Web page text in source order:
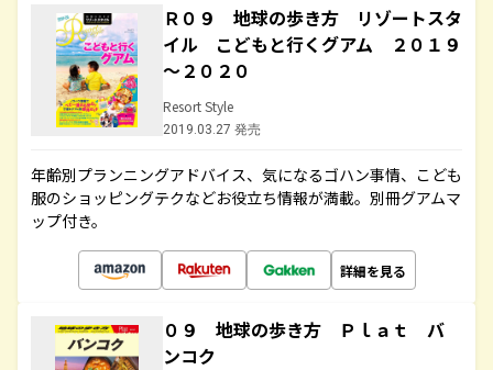
Ｒ０９ 地球の歩き方 リゾートスタ
イル こどもと行くグアム ２０１９
～２０２０
Resort Style
2019.03.27 発売
年齢別プランニングアドバイス、気になるゴハン事情、こども
服のショッピングテクなどお役立ち情報が満載。別冊グアムマ
ップ付き。
詳細を見る
０９ 地球の歩き方 Ｐｌａｔ バ
ンコク